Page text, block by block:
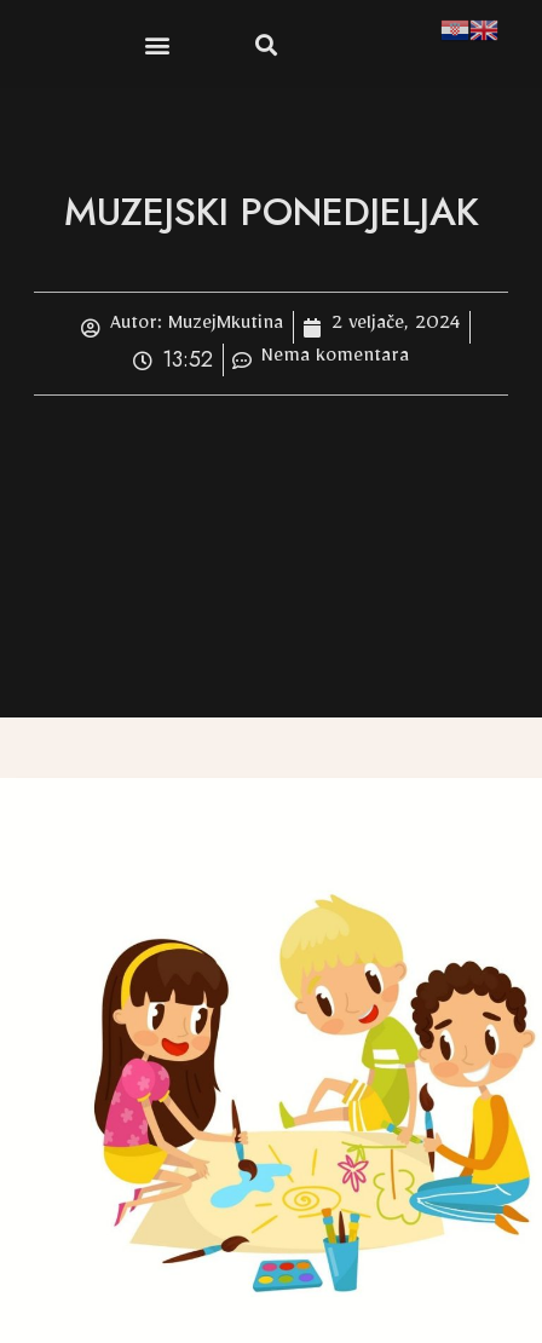
MUZEJSKI PONEDJELJAK
Autor: MuzejMkutina 2 veljače, 2024
13:52 Nema komentara